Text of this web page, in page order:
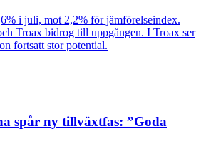
i juli, mot 2,2% för jämförelseindex.
Troax bidrog till uppgången. I Troax ser
fortsatt stor potential.
spår ny tillväxtfas: ”Goda